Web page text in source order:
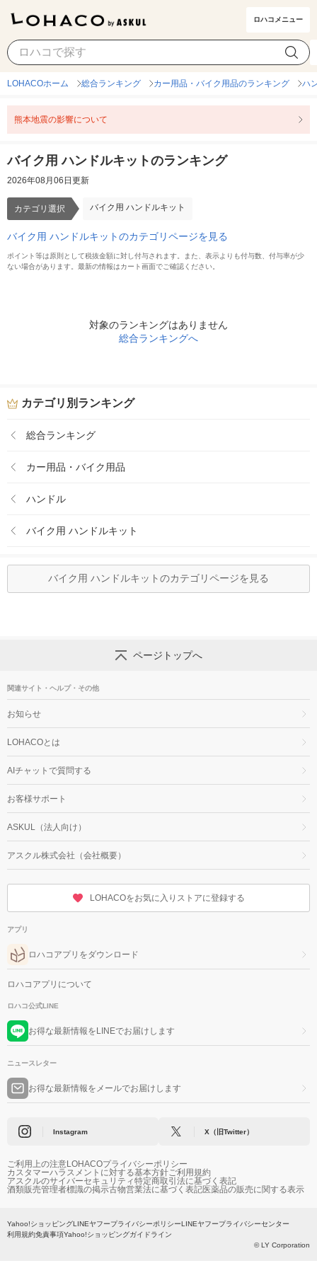
ロハコメニュー
バイク用 ハンドルキット カテゴリ選択
LOHACOホーム 総合ランキング カー用品・バイク用品のランキング ハ
熊本地震の影響について
バイク用 ハンドルキットのランキング
2026年08月06日更新
カテゴリ選択 バイク用 ハンドルキット
バイク用 ハンドルキットのカテゴリページを見る
ポイント等は原則として税抜金額に対し付与されます。また、表示よりも付与数、付与率が少
ない場合があります。最新の情報はカート画面でご確認ください。
対象のランキングはありません
総合ランキングへ
カテゴリ別ランキング
総合ランキング
カー用品・バイク用品
ハンドル
バイク用 ハンドルキット
バイク用 ハンドルキットのカテゴリページを見る
ページトップへ
関連サイト・ヘルプ・その他
お知らせ
LOHACOとは
AIチャットで質問する
お客様サポート
ASKUL（法人向け）
アスクル株式会社（会社概要）
LOHACOをお気に入りストアに登録する
アプリ
ロハコアプリをダウンロード
ロハコアプリについて
ロハコ公式LINE
お得な最新情報をLINEでお届けします
ニュースレター
お得な最新情報をメールでお届けします
Instagram X（旧Twitter）
ご利用上の注意LOHACOプライバシーポリシー
カスタマーハラスメントに対する基本方針ご利用規約
アスクルのサイバーセキュリティ特定商取引法に基づく表記
酒類販売管理者標識の掲示古物営業法に基づく表記医薬品の販売に関する表示
Yahoo!ショッピングLINEヤフープライバシーポリシーLINEヤフープライバシーセンター
利用規約免責事項Yahoo!ショッピングガイドライン
© LY Corporation